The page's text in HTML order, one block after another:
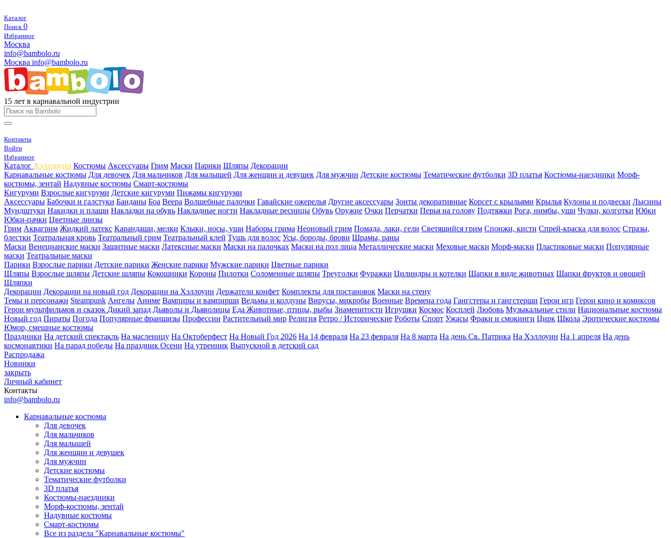
Каталог
Поиск 0
Избранное
Москва
info@bambolo.ru
Москва info@bambolo.ru
15 лет в карнавальной индустрии
Контакты
Войти
Избранное
Каталог Хэлллоуин Костюмы Аксессуары Грим Маски Парики Шляпы Декорации
Карнавальные костюмы Для девочек Для мальчиков Для малышей Для женщин и девушек Для мужчин Детские костюмы Тематические футболки 3D платья Костюмы-наездники Морф-
костюмы, зентай Надувные костюмы Смарт-костюмы
Кигуруми Взрослые кигуруми Детские кигуруми Пижамы кигуруми
Аксессуары Бабочки и галстуки Банданы Боа Веера Волшебные палочки Гавайские ожерелья Другие аксессуары Зонты декоративные Корсет с крыльями Крылья Кулоны и подвески Лысины
Мундштуки Накидки и плащи Накладки на обувь Накладные ногти Накладные ресницы Обувь Оружие Очки Перчатки Перья на голову Подтяжки Рога, нимбы, уши Чулки, колготки Юбки
Юбки-пачки Цветные линзы
Грим Аквагрим Жидкий латекс Карандаши, мелки Клыки, носы, уши Наборы грима Неоновый грим Помада, лаки, гели Светящийся грим Спонжи, кисти Спрей-краска для волос Стразы,
блестки Театральная кровь Театральный грим Театральный клей Тушь для волос Усы, бороды, брови Шрамы, раны
Маски Венецианские маски Защитные маски Латексные маски Маски на палочках Маски на пол лица Металлические маски Меховые маски Морф-маски Пластиковые маски Популярные
маски Театральные маски
Парики Взрослые парики Детские парики Женские парики Мужские парики Цветные парики
Шляпы Взрослые шляпы Детские шляпы Кокошники Короны Пилотки Соломенные шляпы Треуголки Фуражки Цилиндры и котелки Шапки в виде животных Шапки фруктов и овощей
Шляпки
Декорации Декорации на новый год Декорации на Хэллоуин Держатели конфет Комплекты для постановок Маски на стену
Темы и персонажи Steampunk Ангелы Аниме Вампиры и вампирши Ведьмы и колдуны Вирусы, микробы Военные Времена года Гангстеры и гангстерши Герои игр Герои кино и комиксов
Герои мультфильмов и сказок Дикий запад Дьяволы и Дьяволицы Еда Животные, птицы, рыбы Знаменитости Игрушки Космос Косплей Любовь Музыкальные стили Национальные костюмы
Новый год Пираты Погода Популярные франшизы Профессии Растительный мир Религия Ретро / Исторические Роботы Спорт Ужасы Фраки и смокинги Цирк Школа Эротические костюмы
Юмор, смешные костюмы
Праздники На детский спектакль На масленицу На Октоберфест На Новый Год 2026 На 14 февраля На 23 февраля На 8 марта На день Св. Патрика На Хэллоуин На 1 апреля На день
космонавтики На парад победы На праздник Осени На утренник Выпускной в детский сад
Распродажа
Новинки
закрыть
Личный кабинет
Контакты
info@bambolo.ru
Карнавальные костюмы
Для девочек
Для мальчиков
Для малышей
Для женщин и девушек
Для мужчин
Детские костюмы
Тематические футболки
3D платья
Костюмы-наездники
Морф-костюмы, зентай
Надувные костюмы
Смарт-костюмы
Все из раздела "Карнавальные костюмы"